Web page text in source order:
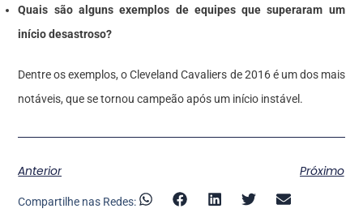
Quais são alguns exemplos de equipes que superaram um
início desastroso?
Dentre os exemplos, o Cleveland Cavaliers de 2016 é um dos mais
notáveis, que se tornou campeão após um início instável.
Anterior Próximo
Compartilhe nas Redes: